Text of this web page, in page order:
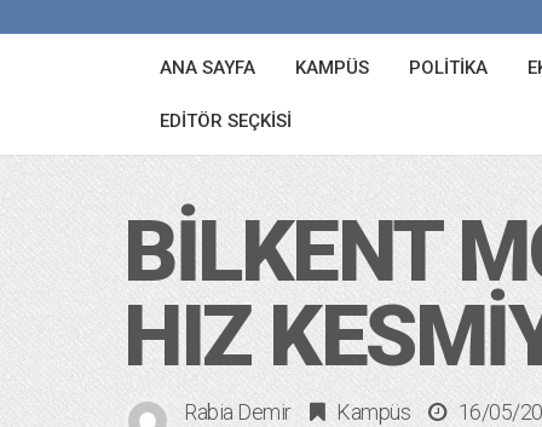
ANA SAYFA KAMPÜS POLITIKA
EDITÖR SEÇKISI
BILKENT
HIZ
Rabia Demir Kampüs
16/05/